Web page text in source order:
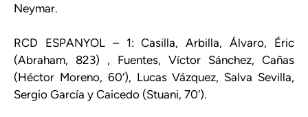
Neymar.
RCD ESPANYOL – 1: Casilla, Arbilla, Álvaro, Éric
(Abraham, 823) , Fuentes, Víctor Sánchez, Cañas
(Héctor Moreno, 60′), Lucas Vázquez, Salva Sevilla,
Sergio García y Caicedo (Stuani, 70′).